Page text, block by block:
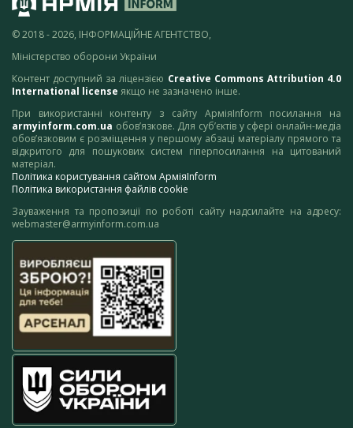
© 2018 - 2026, ІНФОРМАЦІЙНЕ АГЕНТСТВО,
Міністерство оборони України
Контент доступний за ліцензією Creative Commons Attribution 4.0
International license якщо не зазначено інше.
При використанні контенту з сайту АрміяInform посилання на
armyinform.com.ua обов’язкове. Для суб’єктів у сфері онлайн-медіа
обов’язковим є розміщення у першому абзаці матеріалу прямого та
відкритого для пошукових систем гіперпосилання на цитований
матеріал.
Політика користування сайтом АрміяInform
Політика використання файлів cookie
Зауваження та пропозиції по роботі сайту надсилайте на адресу:
webmaster@armyinform.com.ua